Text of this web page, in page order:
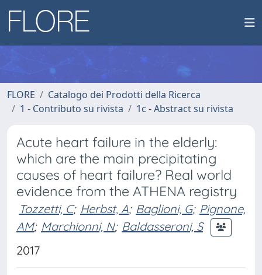
FLORE
Catalogo dei Prodotti della Ricerca
1 - Contributo su rivista
1c - Abstract su rivista
Acute heart failure in the elderly:
which are the main precipitating
causes of heart failure? Real world
evidence from the ATHENA registry
Tozzetti, C; Herbst, A; Baglioni, G; Pignone,
AM; Marchionni, N; Baldasseroni, S
2017